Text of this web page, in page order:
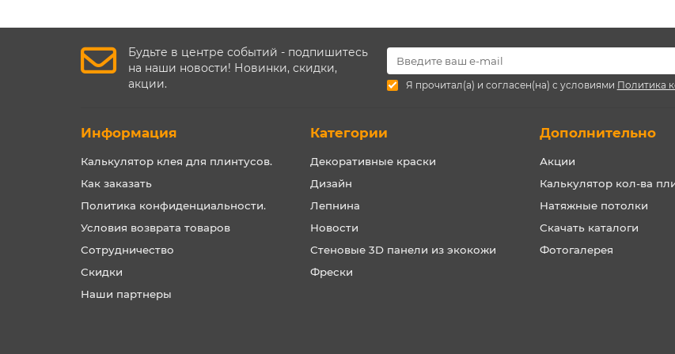
Будьте в центре событий - подпишитесь
на наши новости! Новинки, скидки,
акции.
Я прочитал(а) и согласен(на) с условиями Политика
Информация
Калькулятор клея для плинтусов.
Как заказать
Политика конфиденциальности.
Условия возврата товаров
Сотрудничество
Скидки
Наши партнеры
Категории
Декоративные краски
Дизайн
Лепнина
Новости
Стеновые 3D панели из экокожи
Фрески
Дополнительно
Акции
Калькулятор кол-ва
Натяжные потолки
Скачать каталоги
Фотогалерея